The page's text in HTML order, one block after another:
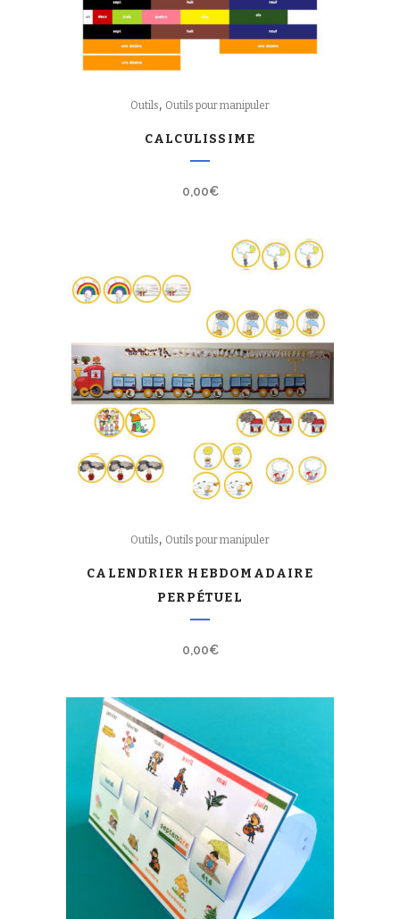
Outils, Outils pour manipuler
CALCULISSIME
0,00€
Outils, Outils pour manipuler
CALENDRIER HEBDOMADAIRE
PERPÉTUEL
0,00€